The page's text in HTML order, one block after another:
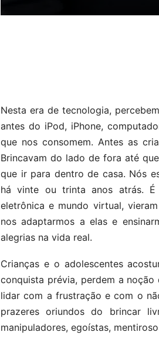
Nesta era de tecnologia,
antes do iPod, iPhone,
que nos consomem. Antes as
Brincavam do lado de fora até
que ir para dentro de casa. Nós
há vinte ou trinta anos atrás. É
eletrônica e mundo virtual,
nos adaptarmos a elas e
alegrias na vida real.
Crianças e o adolescentes
conquista prévia, perdem a
lidar com a frustração e com o
prazeres oriundos do brincar
manipuladores, egoístas,